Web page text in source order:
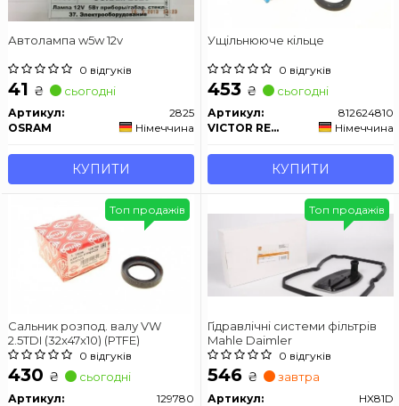
Автолампа w5w 12v
0 відгуків
41 ₴ сьогодні
Артикул:
2825
OSRAM
Німеччина
КУПИТИ
Ущільнююче кільце
0 відгуків
453 ₴ сьогодні
Артикул:
812624810
VICTOR REINZ
Німеччина
КУПИТИ
Сальник розпод. валу VW
2.5TDI (32x47x10) (PTFE)
0 відгуків
430 ₴ сьогодні
Артикул:
129780
Топ продажів
Гідравлічні системи фільтрів
Mahle Daimler
0 відгуків
546 ₴ завтра
Артикул:
HX81D
Топ продажів